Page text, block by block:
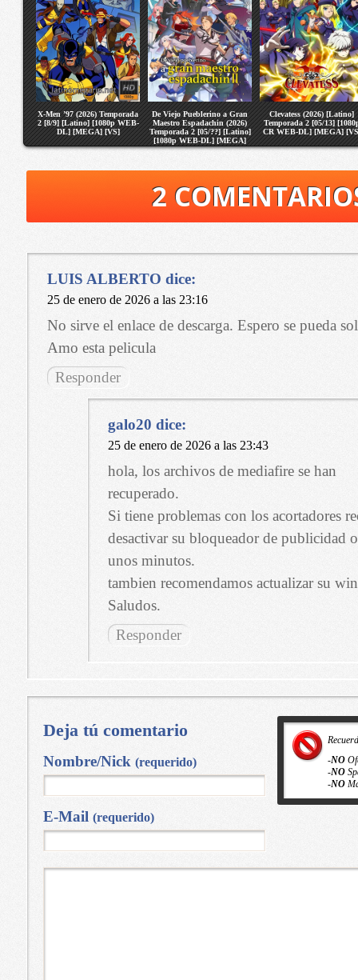
X-Men ’97 (2026) Temporada
2 [8/9] [Latino] [1080p WEB-
DL] [MEGA] [VS]
De Viejo Pueblerino a Gran
Maestro Espadachin (2026)
Temporada 2 [05/??] [Latino]
[1080p WEB-DL] [MEGA]
[VS]
Clevatess (2026) [Latino]
Temporada 2 [05/13]
CR WEB-DL] [MEGA]
2
LUIS ALBERTO dice:
25 de enero de 2026 a las 23:16
No sirve el enlace de descarga. Espero se pueda
Amo esta pelicula
Responder
galo20 dice:
25 de enero de 2026 a las 23:43
hola, los archivos de mediafire se han
recuperado.
Si tiene problemas con los acortadores
desactivar su bloqueador de publicidad
unos minutos.
tambien recomendamos actualizar su
Saludos.
Responder
-NO
-NO
-NO
Deja tú comentario
Nombre/Nick (requerido)
E-Mail (requerido)